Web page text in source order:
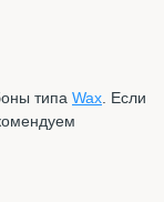
типа Wax . Если